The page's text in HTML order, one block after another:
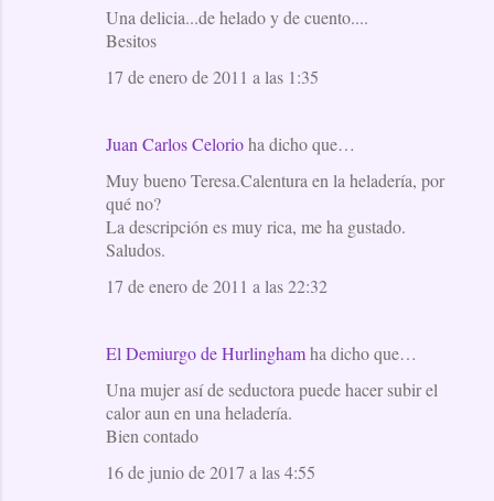
Una delicia...de helado y de cuento....
Besitos
17 de enero de 2011 a las 1:35
Juan Carlos Celorioha dicho que…
Muy bueno Teresa.Calentura en la heladería, por
qué no?
La descripción es muy rica, me ha gustado.
Saludos.
17 de enero de 2011 a las 22:32
El Demiurgo de Hurlinghamha dicho que…
Una mujer así de seductora puede hacer subir el
calor aun en una heladería.
Bien contado
16 de junio de 2017 a las 4:55